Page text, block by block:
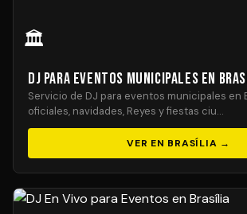
🏛️
DJ para Eventos Municipales en
Servicio de DJ para eventos municipales en
oficiales, navidades, Reyes y fiestas ciu…
VER EN BRASÍLIA →